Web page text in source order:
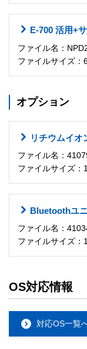
E-700 活用+
ファイル名：
ファイルサイズ：
オプション
リチウムイ
ファイル名：
ファイルサイズ：
Bluetoothユ
ファイル名：
ファイルサイズ：
OS対応情報
対応OS一覧